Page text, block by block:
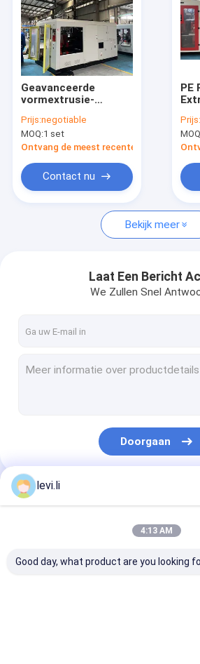
Ongeveer ons
Fabrieksreis
Kwaliteitscontrole
Nieuws
Verzoek om een Citaat
Extrusie blaasvormmachine
de automatische machine van het
Uitdrijvings Vormende Machine
HDPE Slag het Vormen Machine
aangepaste kunststof spuitgieten
Geavanceerde
vormextrusie-
koppen en 90KN
matrijsklemmkracht
Prijs:negotiable
MOQ:1 set
Ontvang de meest recente Prijs
Contact nu
PE
Bekijk meer
Laat Een Bericht
We Zullen Snel
Doorgaan
Onze Categorieën
levi.li
4:13 AM
Good day, what product are you looking